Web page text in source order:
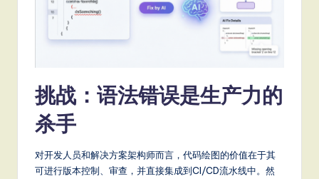
T
d
挑战：语法错误是生产力的
杀手
对开发人员和解决方案架构师而言，代码绘图的价值在于其
可进行版本控制、审查，并直接集成到CI/CD流水线中。然